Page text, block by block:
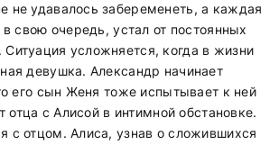
не удавалось забеременеть, а каждая
свою очередь, устал от постоянных
усложняется, когда в жизни
девушка. Александр начинает
его сын Женя тоже испытывает к ней
отца с Алисой в интимной обстановке.
с отцом. Алиса, узнав о сложившихся